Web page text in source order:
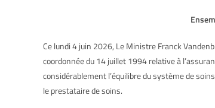
Ensemble
Ce lundi 4 juin 2026, Le Ministre Franck
coordonnée du 14 juillet 1994 relative à
considérablement l’équilibre du système de
le prestataire de soins.